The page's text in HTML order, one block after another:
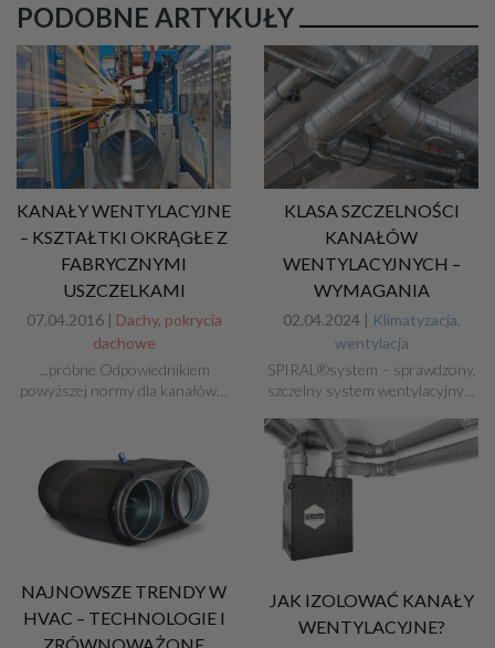
PODOBNE ARTYKUŁY
KANAŁY WENTYLACYJNE
– KSZTAŁTKI OKRĄGŁE Z
FABRYCZNYMI
USZCZELKAMI
07.04.2016 | Dachy, pokrycia
dachowe
...próbne Odpowiednikiem
powyższej normy dla kanałów…
KLASA SZCZELNOŚCI
KANAŁÓW
WENTYLACYJNYCH –
WYMAGANIA
02.04.2024 | Klimatyzacja,
wentylacja
SPIRAL®system – sprawdzony,
szczelny system wentylacyjny…
NAJNOWSZE TRENDY W
HVAC – TECHNOLOGIE I
JAK IZOLOWAĆ KANAŁY
WENTYLACYJNE?